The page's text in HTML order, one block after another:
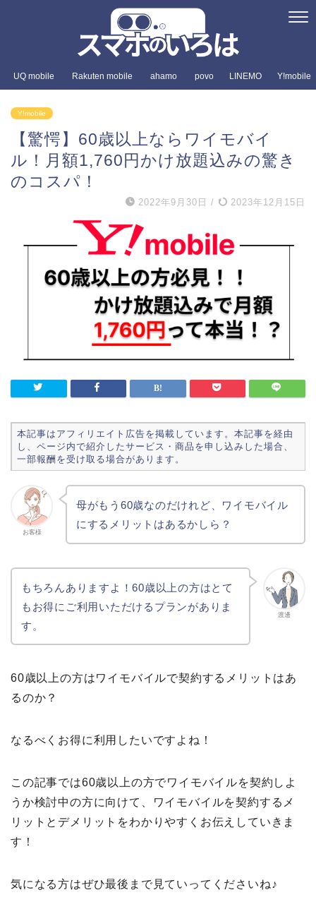
UQ mobile Rakuten mobile ahamo povo LINEMO Y!mobile
Y!mobile
【驚愕】60歳以上ならワイモバイ
ル！月額1,760円かけ放題込みの驚き
のコスパ！
2022年9月30日 / 2023年12月15日
本記事はアフィリエイト広告を掲載しています。本記事を経由
し、ページ内で紹介したサービス・商品を申し込みした場合、
一部報酬を受け取る場合があります。
お客様
母がもう60歳なのだけれど、ワイモバイル
にするメリットはあるかしら？
渡邊
もちろんありますよ！60歳以上の方はとて
もお得にご利用いただけるプランがありま
す。
60歳以上の方はワイモバイルで契約するメリットはあ
るのか？
なるべくお得に利用したいですよね！
この記事では60歳以上の方でワイモバイルを契約しよ
うか検討中の方に向けて、ワイモバイルを契約するメ
リットとデメリットをわかりやすくお伝えしていきま
す！
気になる方はぜひ最後まで見ていってくださいね♪